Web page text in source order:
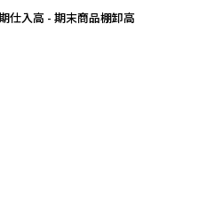
仕入高 - 期末商品棚卸高